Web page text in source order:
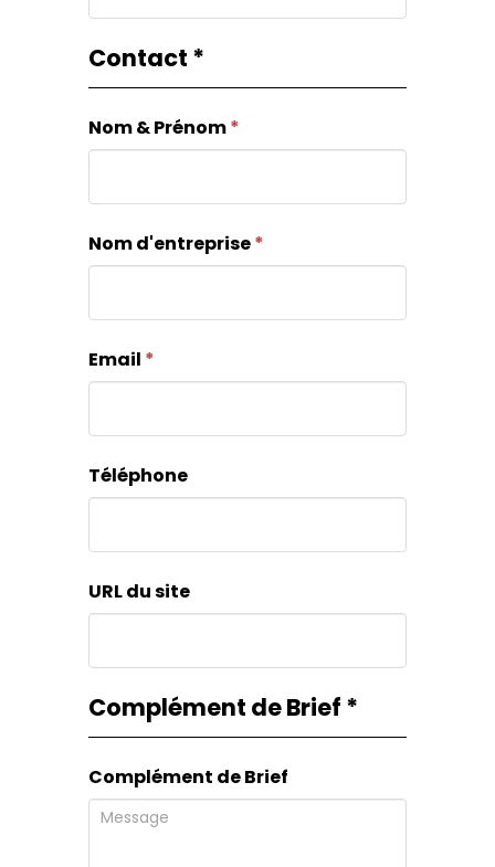
Contact *
Nom & Prénom*
Nom d'entreprise*
Email *
Téléphone
URL du site
Complément de Brief *
Complément de Brief
ce
champ.